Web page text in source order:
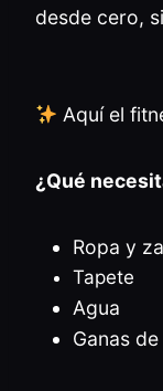
desde cero,
Aquí el
¿Qué
Ropa y
Tapete
Agua
Ganas